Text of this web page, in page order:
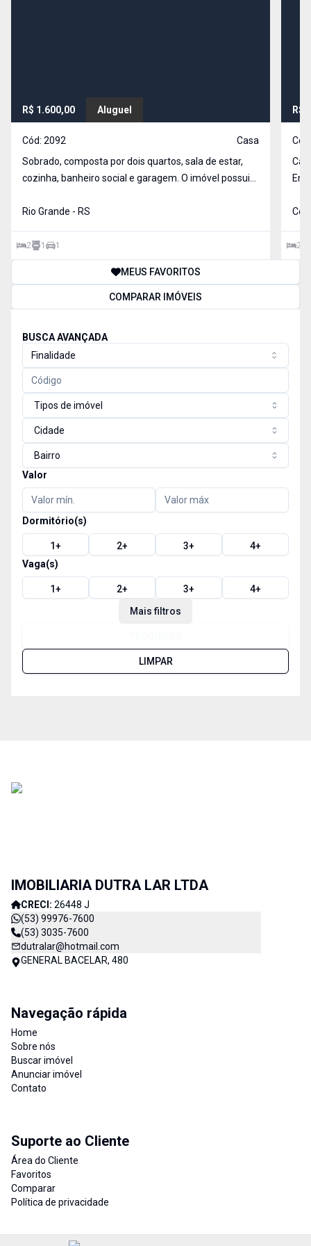
R$ 1.600,00 Aluguel
Cód: 2092
Casa
Sobrado, composta por dois quartos, sala de estar,
cozinha, banheiro social e garagem. O imóvel possui
conforto e funcionalidade. Os dois quartos contam
oferece
Rio Grande - RS
2 1 1
R$
2
MEUS FAVORITOS
COMPARAR IMÓVEIS
BUSCA AVANÇADA
Finalidade
Tipos de imóvel
Cidade
Bairro
Valor
Dormitório(s)
1+ 2+ 3+ 4+
Vaga(s)
1+ 2+ 3+ 4+
Mais filtros
LIMPAR
IMOBILIARIA DUTRA LAR LTDA
CRECI: 26448 J
(53) 99976-7600
(53) 3035-7600
dutralar@hotmail.com
GENERAL BACELAR, 480
Navegação rápida
Home
Sobre nós
Buscar imóvel
Anunciar imóvel
Contato
Suporte ao Cliente
Área do Cliente
Favoritos
Comparar
Política de privacidade